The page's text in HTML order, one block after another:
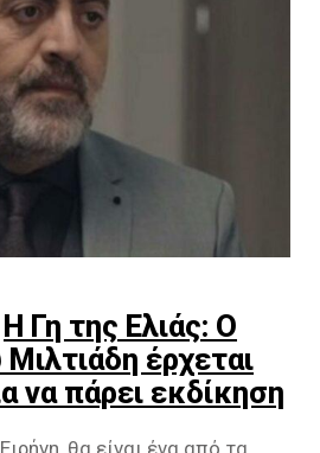
Η Γη της Ελιάς: Ο
έρχεται
να πάρει εκδίκηση
θα είναι ένα από τα